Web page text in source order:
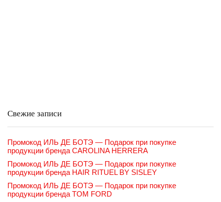
Свежие записи
Промокод ИЛЬ ДЕ БОТЭ — Подарок при покупке
продукции бренда CAROLINA HERRERA
Промокод ИЛЬ ДЕ БОТЭ — Подарок при покупке
продукции бренда HAIR RITUEL BY SISLEY
Промокод ИЛЬ ДЕ БОТЭ — Подарок при покупке
продукции бренда TOM FORD